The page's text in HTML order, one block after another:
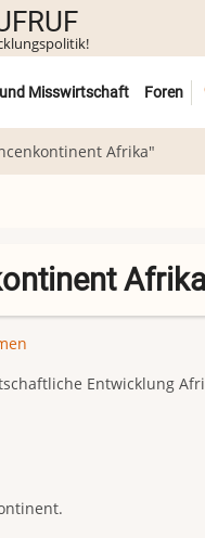
Misswirtschaft Foren
Afrika"
Entwicklung